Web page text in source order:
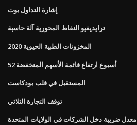
إشارة التداول بوت
ترايديفيو النقاط المحورية آلة حاسبة
المخزونات الطبية الحيوية 2020
52 أسبوع ارتفاع قائمة الأسهم المنخفضة
المستقبل في قلب بودكاست
توقف التجارة الثلاثي
معدل ضريبة دخل الشركات في الولايات المتحدة